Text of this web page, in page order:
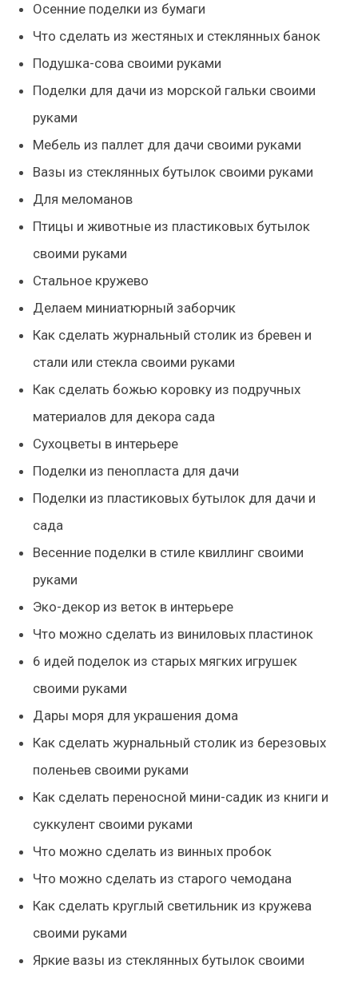
Осенние поделки из бумаги
Что сделать из жестяных и стеклянных банок
Подушка-сова своими руками
Поделки для дачи из морской гальки своими
руками
Мебель из паллет для дачи своими руками
Вазы из стеклянных бутылок своими руками
Для меломанов
Птицы и животные из пластиковых бутылок
своими руками
Стальное кружево
Делаем миниатюрный заборчик
Как сделать журнальный столик из бревен и
стали или стекла своими руками
Как сделать божью коровку из подручных
материалов для декора сада
Сухоцветы в интерьере
Поделки из пенопласта для дачи
Поделки из пластиковых бутылок для дачи и
сада
Весенние поделки в стиле квиллинг своими
руками
Эко-декор из веток в интерьере
Что можно сделать из виниловых пластинок
6 идей поделок из старых мягких игрушек
своими руками
Дары моря для украшения дома
Как сделать журнальный столик из березовых
поленьев своими руками
Как сделать переносной мини-садик из книги и
суккулент своими руками
Что можно сделать из винных пробок
Что можно сделать из старого чемодана
Как сделать круглый светильник из кружева
своими руками
Яркие вазы из стеклянных бутылок своими